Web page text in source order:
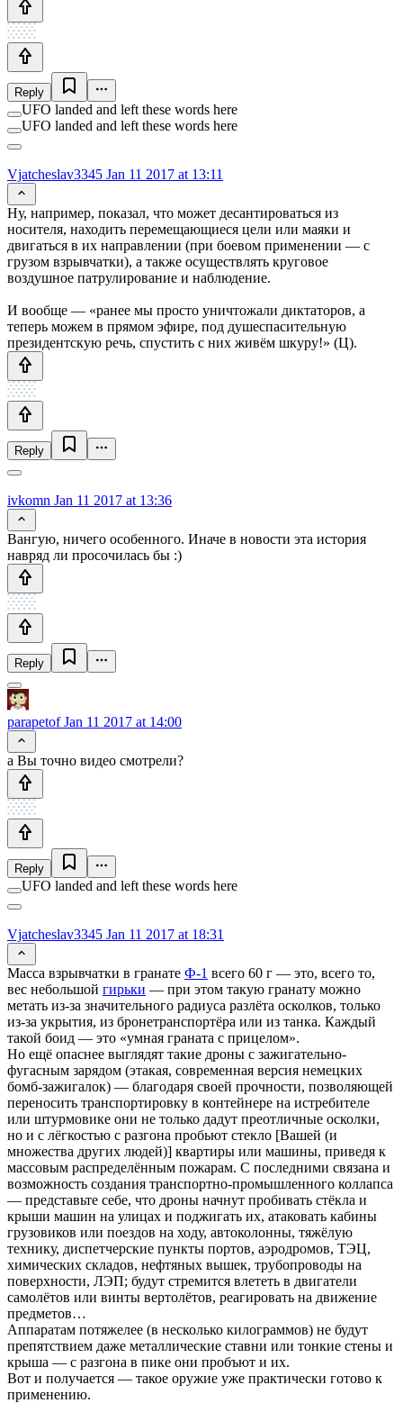
Reply
UFO landed and left these words here
UFO landed and left these words here
Vjatcheslav3345 Jan 11 2017 at 13:11
Ну, например, показал, что может десантироваться из
носителя, находить перемещающиеся цели или маяки и
двигаться в их направлении (при боевом применении — с
грузом взрывчатки), а также осуществлять круговое
воздушное патрулирование и наблюдение.
И вообще — «ранее мы просто уничтожали диктаторов, а
теперь можем в прямом эфире, под душеспасительную
президентскую речь, спустить с них живём шкуру!» (Ц).
Reply
ivkomn Jan 11 2017 at 13:36
Вангую, ничего особенного. Иначе в новости эта история
навряд ли просочилась бы :)
Reply
parapetofJan 11 2017 at 14:00
а Вы точно видео смотрели?
Reply
UFO landed and left these words here
Vjatcheslav3345 Jan 11 2017 at 18:31
Масса взрывчатки в гранате Ф-1 всего 60 г — это, всего то,
вес небольшой гирьки — при этом такую гранату можно
метать из-за значительного радиуса разлёта осколков, только
из-за укрытия, из бронетранспортёра или из танка. Каждый
такой боид — это «умная граната с прицелом».
Но ещё опаснее выглядят такие дроны с зажигательно-
фугасным зарядом (этакая, современная версия немецких
бомб-зажигалок) — благодаря своей прочности, позволяющей
переносить транспортировку в контейнере на истребителе
или штурмовике они не только дадут преотличные осколки,
но и с лёгкостью с разгона пробьют стекло [Вашей (и
множества других людей)] квартиры или машины, приведя к
массовым распределённым пожарам. С последними связана и
возможность создания транспортно-промышленного коллапса
— представьте себе, что дроны начнут пробивать стёкла и
крыши машин на улицах и поджигать их, атаковать кабины
грузовиков или поездов на ходу, автоколонны, тяжёлую
технику, диспетчерские пункты портов, аэродромов, ТЭЦ,
химических складов, нефтяных вышек, трубопроводы на
поверхности, ЛЭП; будут стремится влететь в двигатели
самолётов или винты вертолётов, реагировать на движение
предметов…
Аппаратам потяжелее (в несколько килограммов) не будут
препятствием даже металлические ставни или тонкие стены и
крыша — с разгона в пике они пробъют и их.
Вот и получается — такое оружие уже практически готово к
применению.